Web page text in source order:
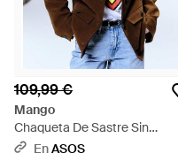
109,99 €
Mango
Chaqueta De Sastre Sin
Solapas De - Marrón
EnASOS